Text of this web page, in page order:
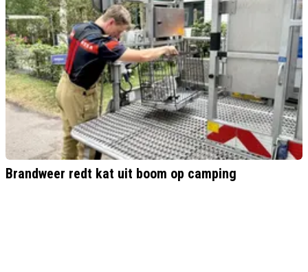
Brandweer redt kat uit boom op camping